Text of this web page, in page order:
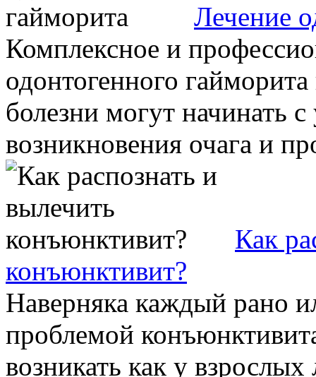
Лечение
Комплексное и
одонтогенного
болезни могут начинать
возникновения очага и
Как
конъюнктивит?
Наверняка каждый рано
проблемой
возникать как у